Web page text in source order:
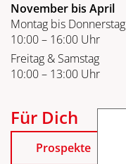
November bis April
Montag bis Donnerstag
10:00 – 16:00 Uhr
Freitag & Samstag
10:00 – 13:00 Uhr
Für Dich
Prospekte